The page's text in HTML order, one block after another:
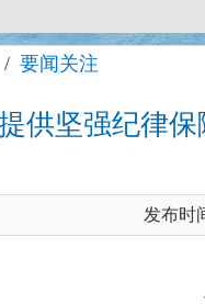
/ 要闻关注
供坚强纪律
发布时